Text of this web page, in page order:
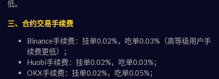
低。
三、合约交易手续费
Binance手续费：挂单0.02%，吃单0.03%（高等级用户手
续费更低）；
Huobi手续费：挂单0.02%，吃单0.03%；
OKX手续费：挂单0.02%，吃单0.05%；